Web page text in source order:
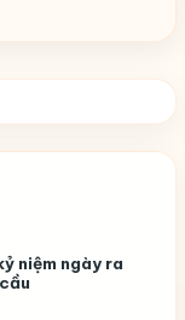
niệm ngày ra